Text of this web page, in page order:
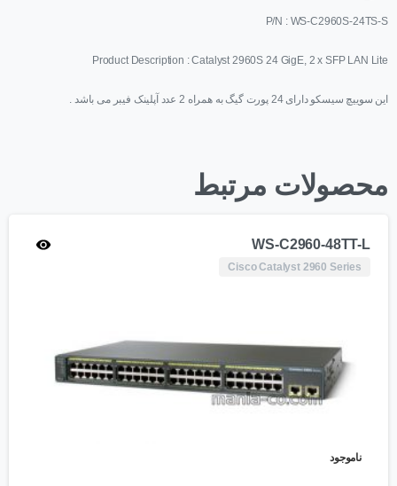
P/N : WS-C2960S-24TS-S
Product Description : Catalyst 2960S 24 GigE, 2 x SFP LAN Lite
این سوییچ سیسکو دارای 24 پورت گیگ به همراه 2 عدد آپلینک فیبر می باشد .
محصولات مرتبط
WS-C2960-48TT-L
Cisco Catalyst 2960 Series
ناموجود